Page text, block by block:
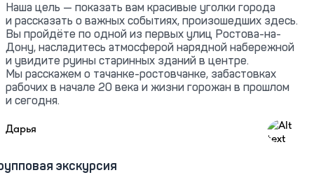
Наша цель — показать вам красивые уголки города
и рассказать о важных событиях, произошедших здесь.
Вы пройдёте по одной из первых улиц Ростова-на-
Дону, насладитесь атмосферой нарядной набережной
и увидите руины старинных зданий в центре.
Мы расскажем о тачанке-ростовчанке, забастовках
рабочих в начале 20 века и жизни горожан в прошлом
и сегодня.
Дарья
0
экскурсия